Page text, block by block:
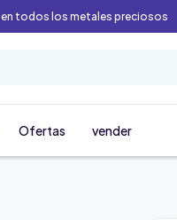
en todos los metales preciosos
Ofertas vender